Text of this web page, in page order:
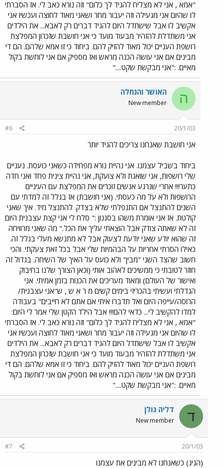
"אמא , אני לא מצליח להגיד לך כלום" וזה נורא כאב לי. אז הסברתי
לו שהיום אני מגעילה וזה יעבור מחר ושאני מאוד לחוצה ועכשיו אני
אקשיב לו אבל שישתדל היום להגיד דברים רק לאבא... את הילדים
אני משתדלת להזהיר מבעוד מועד כי אני חושבת שזכרון המפלצת
רושפת העניים יכול מאוד להזיק להם. ביחוד כי זו אמא שלהם. הם די
מבינים אם אני עושה הכנה מראש ואז מספיק אם אני לוחשת בקול
מאיים. :"אני מבקשת שקט...."
ה האושר והנחלה
New member
20/1/03
#6
אני חושבת שאנחנו צריכים להגיד יותר
ביחוד בשביל עצמנו. אני נהיית נורא מפחידה כשאני כועסת. נעניים
שלי רושפות, אני שואגת ולא צועקת, אני נהיית צינית פחד ואני חדה
כתער!!! אחרי שנרגע אנשים זוכרים את המפלצת עם העיניים
הרושפות ולא על מה כעסתי. (אני חושבת) אז בגלל זה למדתי עם
השנים להתנצל אם התנפלתי שלא בצדק. להתנצל מיד. איך שאני
קולטת. אז אני אומרת משהו בסגנון :" סלח לי אני קצת עצבנית היום
זה לא שאתה צודק אבל הוצאתי עליך את הכל." מה שאני מרוויחה
זה שהוא יודע שאני יודעת לצעוק אבל לא מתנשא מעלי בגלל זה.
כאילו הסרתי אחריות על הבהמיות שלי אבל בכל זאת צעקתי. והכי
חשוב שהצד השני "מבין" ולא כועס על האיך של השיחה. בגדול זה
חוזר לטובתי כי ממשיכים לאהוב אותי (וכאן הצורך שלנו בחיבוק
ואישור של העולם) ומאוד מעריכים את הכנות בזמן אמיתי. אני
הגדלתי ועשיתי בהכריזי בימים קשים מ ר א ש , ש"אני עצבנית/
הרוסה/עייפה היום ואל תדברו איתי אם אתם לא חייבים" בעבודה
למדו להקשיב לי... כדאי להם!!! אבל הילד הקטן שלי אמר לי היום:
"אמא , אני לא מצליח להגיד לך כלום" וזה נורא כאב לי. אז הסברתי
לו שהיום אני מגעילה וזה יעבור מחר ושאני מאוד לחוצה ועכשיו אני
אקשיב לו אבל שישתדל היום להגיד דברים רק לאבא... את הילדים
אני משתדלת להזהיר מבעוד מועד כי אני חושבת שזכרון המפלצת
רושפת העניים יכול מאוד להזיק להם. ביחוד כי זו אמא שלהם. הם די
מבינים אם אני עושה הכנה מראש ואז מספיק אם אני לוחשת בקול
מאיים. :"אני מבקשת שקט...."
ד דליה גולן
New member
20/1/03
#7
(הגיג) כשאנחנו לא מבינים את עצמנו